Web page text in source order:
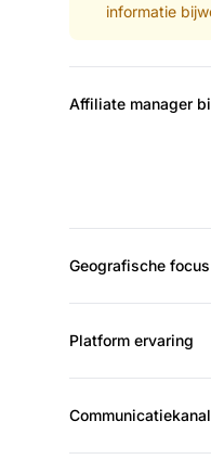
informatie
Affiliate manager
Geografische focus
Platform ervaring